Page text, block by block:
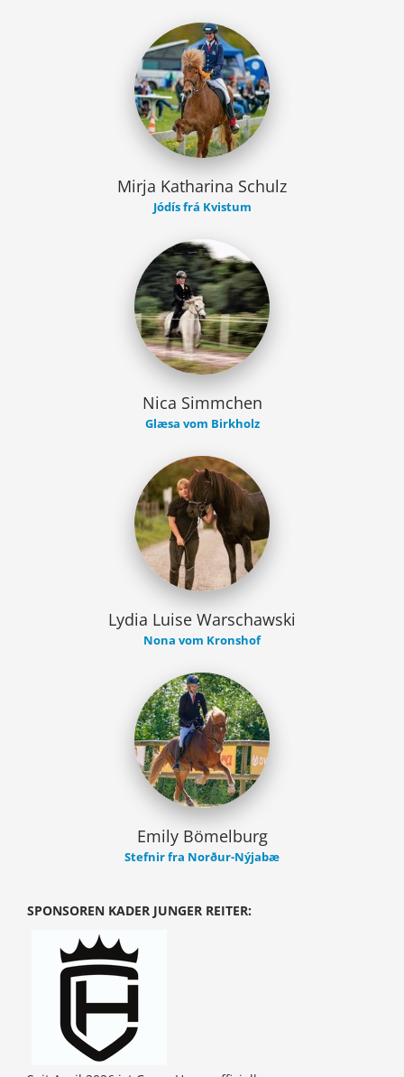
Mirja Katharina Schulz
Jódís frá Kvistum
Nica Simmchen
Glæsa vom Birkholz
Lydia Luise Warschawski
Nona vom Kronshof
Emily Bömelburg
Stefnir fra Norður-Nýjabæ
SPONSOREN KADER JUNGER REITER: